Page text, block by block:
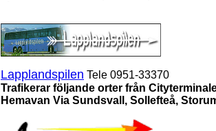
Lapplandspilen Tele 0951-33370
Trafikerar följande orter från
Hemavan Via Sundsvall, Sollefteå,